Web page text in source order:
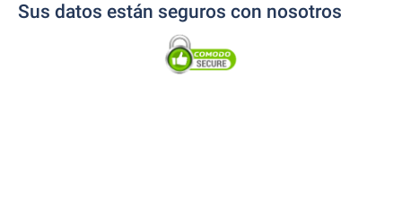
Sus datos están seguros con nosotros